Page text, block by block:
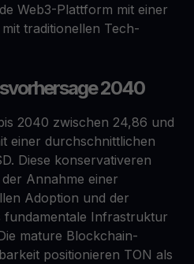
Web3-Plattform mit einer
traditionellen Tech-
2040
2040 zwischen 24,86 und
einer durchschnittlichen
Diese konservativeren
Annahme einer
Adoption und der
fundamentale Infrastruktur
mature Blockchain-
positionieren TON als